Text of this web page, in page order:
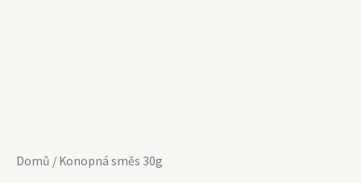
Domů / Konopná směs 30g